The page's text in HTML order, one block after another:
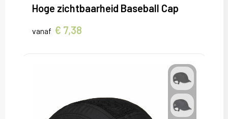
Hoge zichtbaarheid Baseball Cap
vanaf € 7,38